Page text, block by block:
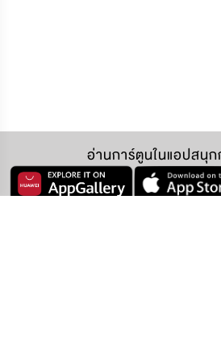
อ่านการ์ตูนในแอปสนุก